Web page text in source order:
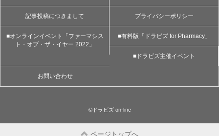
記事投稿につきまして プライバシーポリシー
■オンラインイベント「ファーマシス
ト・オブ・ザ・イヤー 2022」
■有料版「ドラビズ for Pharmacy」
■ドラビズ主催イベント
お問い合わせ
©ドラビズ on-line
ページトップへ